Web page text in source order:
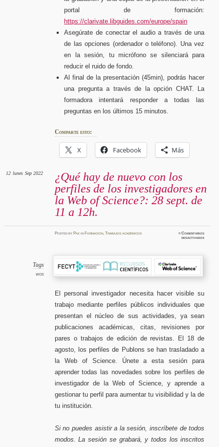
portal de formación:
https://clarivate.libguides.com/europe/spain
Asegúrate de conectar el audio a través de una
de las opciones (ordenador o teléfono). Una vez
en la sesión, tu micrófono se silenciará para
reducir el ruido de fondo.
Al final de la presentación (45min), podrás hacer
una pregunta a través de la opción CHAT. La
formadora intentará responder a todas las
preguntas en los últimos 15 minutos.
Comparte esto:
X Facebook Más
¿Qué hay de nuevo con los
perfiles de los investigadores en
la Web of Science?: 28 sept. de
11 a 12h.
12 lunes Sep 2022
Postedby Paz in Formación,Trabajos académicos ≈Comentarios
desactivadosen
28
de
a
Tags
WOS
El personal investigador necesita hacer visible su
trabajo mediante perfiles públicos individuales que
presentan el núcleo de sus actividades, ya sean
publicaciones académicas, citas, revisiones por
pares o trabajos de edición de revistas. El 18 de
agosto, los perfiles de Publons se han trasladado a
la Web of Science. Únete a esta sesión para
aprender todas las novedades sobre los perfiles de
investigador de la Web of Science, y aprende a
gestionar tu perfil para aumentar tu visibilidad y la de
tu institución.
Si no puedes asistir a la sesión, inscríbete de todos
modos. La sesión se grabará, y todos los inscritos